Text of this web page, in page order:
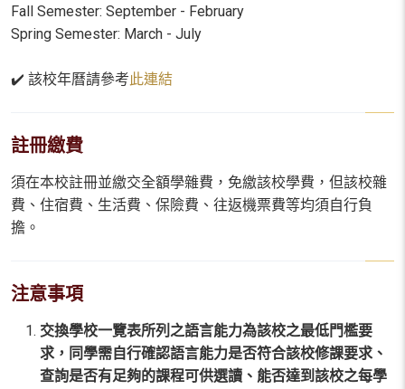
Fall Semester: September - February
Spring Semester: March - July
✔️ 該校年曆請參考此連結
註冊繳費
須在本校註冊並繳交全額學雜費，免繳該校學費，但該校雜
費、住宿費、生活費、保險費、往返機票費等均須自行負
擔。
注意事項
交換學校一覽表所列之語言能力為該校之最低門檻要
求，同學需自行確認語言能力是否符合該校修課要求、
查詢是否有足夠的課程可供選讀、能否達到該校之每學